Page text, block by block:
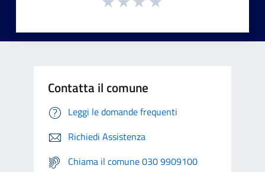
Contatta il comune
Leggi le domande frequenti
Richiedi Assistenza
Chiama il comune 030 9909100